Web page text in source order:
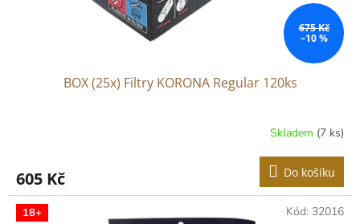
675 Kč
–10 %
BOX (25x) Filtry KORONA Regular 120ks
Skladem (7 ks)
605 Kč Do košíku
18+
Kód: 32016